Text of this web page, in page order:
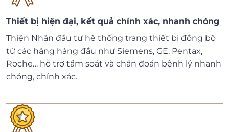
Thiết bị hiện đại, kết quả chính xác, nhanh chóng
Thiện Nhân đầu tư hệ thống trang thiết bị đồng bộ
từ các hãng hàng đầu như Siemens, GE, Pentax,
Roche… hỗ trợ tầm soát và chẩn đoán bệnh lý nhanh
chóng, chính xác.